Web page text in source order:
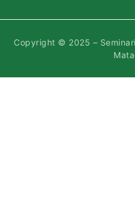
Copyright © 2025 –